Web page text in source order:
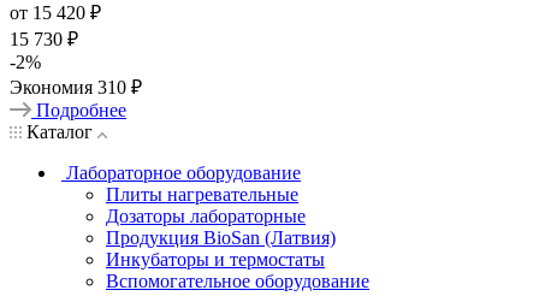
от 15 420 ₽
15 730 ₽
-2%
Экономия 310 ₽
Подробнее
Каталог
Лабораторное оборудование
Плиты нагревательные
Дозаторы лабораторные
Продукция BioSan (Латвия)
Инкубаторы и термостаты
Вспомогательное оборудование